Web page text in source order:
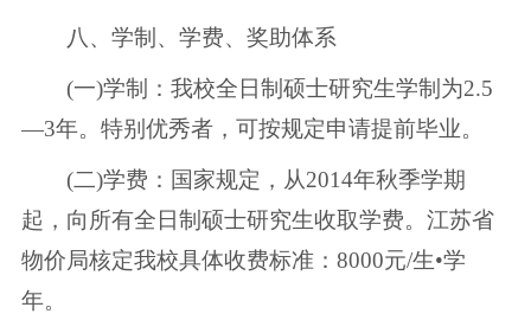
八、学制、学费、奖助体系
(一)学制：我校全日制硕士研究生学制为2.5
—3年。特别优秀者，可按规定申请提前毕业。
(二)学费：国家规定，从2014年秋季学期
起，向所有全日制硕士研究生收取学费。江苏省
物价局核定我校具体收费标准：8000元/生•学
年。